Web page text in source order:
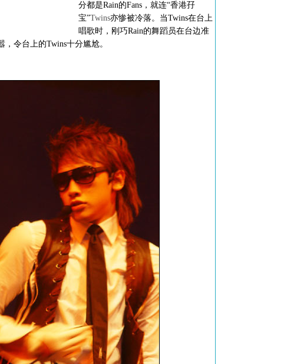
分都是Rain的Fans，就连“香港孖
宝”Twins亦惨被冷落。当Twins在台上
唱歌时，刚巧Rain的舞蹈员在台边准
，令台上的Twins十分尴尬。